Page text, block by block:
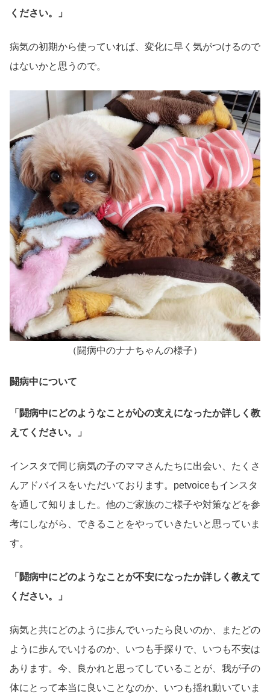
ください。」
病気の初期から使っていれば、変化に早く気がつけるので
はないかと思うので。
（闘病中のナナちゃんの様子）
闘病中について
「闘病中にどのようなことが心の支えになったか詳しく教
えてください。」
インスタで同じ病気の子のママさんたちに出会い、たくさ
んアドバイスをいただいております。petvoiceもインスタ
を通して知りました。他のご家族のご様子や対策などを参
考にしながら、できることをやっていきたいと思っていま
す。
「闘病中にどのようなことが不安になったか詳しく教えて
ください。」
病気と共にどのように歩んでいったら良いのか、またどの
ように歩んでいけるのか、いつも手探りで、いつも不安は
あります。今、良かれと思ってしていることが、我が子の
体にとって本当に良いことなのか、いつも揺れ動いていま